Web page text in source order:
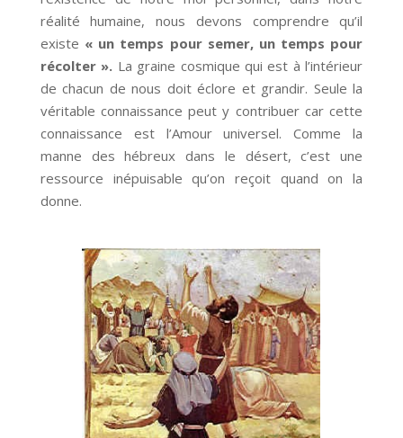
réalité humaine, nous devons comprendre qu’il
existe « un temps pour semer, un temps pour
récolter ». La graine cosmique qui est à l’intérieur
de chacun de nous doit éclore et grandir. Seule la
véritable connaissance peut y contribuer car cette
connaissance est l’Amour universel. Comme la
manne des hébreux dans le désert, c’est une
ressource inépuisable qu’on reçoit quand on la
donne.